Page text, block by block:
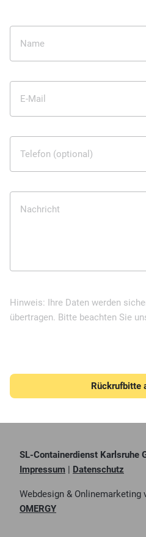
Name
E-Mail
Telefon (optional)
Nachricht
Hinweis: Ihre Daten werden
übertragen. Bitte beachten Sie
Rückrufbitte
SL-Containerdienst Karlsruhe
Impressum | Datenschutz
Webdesign & Onlinemarketing
OMERGY